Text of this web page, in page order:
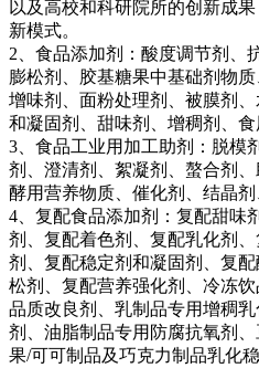
以及高校和科研院所的创新成
新模式。‌
2、食品添加剂：酸度调节剂、
膨松剂、胶基糖果中基础剂物
增味剂、面粉处理剂、被膜剂
和凝固剂、甜味剂、增稠剂、食
3、食品工业用加工助剂：脱模
剂、澄清剂、絮凝剂、螯合剂
酵用营养物质、催化剂、结晶剂
4、复配食品添加剂：复配甜味
剂、复配着色剂、复配乳化剂
剂、复配稳定剂和凝固剂、复
松剂、复配营养强化剂、冷冻
品质改良剂、乳制品专用增稠
剂、油脂制品专用防腐抗氧剂
果/可可制品及巧克力制品乳化